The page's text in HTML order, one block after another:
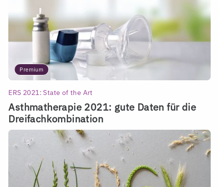
Premium
ERS 2021: State of the Art
Asthmatherapie 2021: gute Daten für die
Dreifachkombination